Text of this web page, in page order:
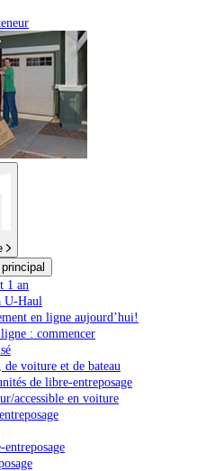
1 an
U-Haul
en ligne aujourd’hui!
: commencer
voiture et de bateau
de libre-entreposage
accessible en voiture